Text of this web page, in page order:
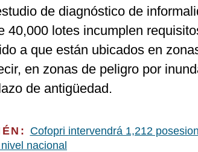
de diagnóstico de
40,000 lotes incumplen
a que están ubicados en
en zonas de peligro por
de antigüedad.
Cofopri intervendrá 1,212
nacional